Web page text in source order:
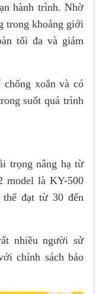
hành trình. Nhờ
trong khoảng giới
tối đa và giảm
xoắn và có
suốt quá trình
trọng nâng hạ từ
model là KY-500
thể đạt từ 30 đến
nhiều người sử
chính sách bảo